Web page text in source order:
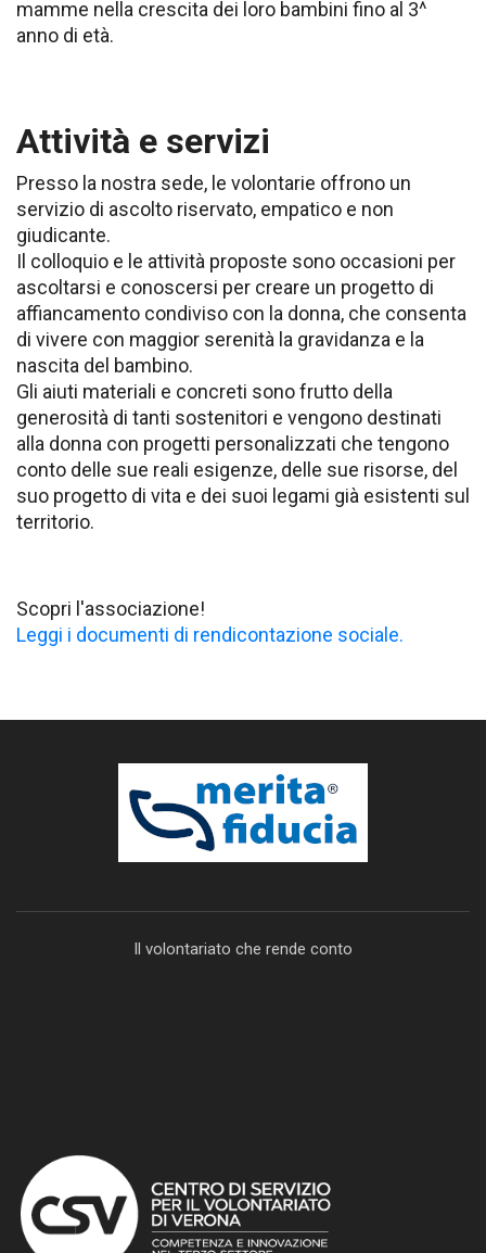
mamme nella crescita dei loro bambini fino al 3^
anno di età.
Attività e servizi
Presso la nostra sede, le volontarie offrono un
servizio di ascolto riservato, empatico e non
giudicante.
Il colloquio e le attività proposte sono occasioni per
ascoltarsi e conoscersi per creare un progetto di
affiancamento condiviso con la donna, che consenta
di vivere con maggior serenità la gravidanza e la
nascita del bambino.
Gli aiuti materiali e concreti sono frutto della
generosità di tanti sostenitori e vengono destinati
alla donna con progetti personalizzati che tengono
conto delle sue reali esigenze, delle sue risorse, del
suo progetto di vita e dei suoi legami già esistenti sul
territorio.
Scopri l'associazione!
Leggi i documenti di rendicontazione sociale.
Il volontariato che rende conto